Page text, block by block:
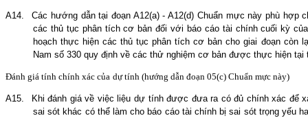
A14. Các hướng dẫn tại đoạn A12(a) - A12(d) Chuẩn mực này phù hợp
các thủ tục phân tích cơ bản đối với báo cáo tài chính cuối kỳ
hoạch thực hiện các thủ tục phân tích cơ bản cho giai đoạn còn
Nam số 330 quy định về các thử nghiệm cơ bản được thực hiện
Đánh giá tính chính xác của dự tính (hướng dẫn đoạn 05(c) Chuẩn mực này)
A15.
Khi đánh giá về việc liệu dự tính được đưa ra có đủ chính xác để
sai sót khác có thể làm cho báo cáo tài chính bị sai sót trọng yếu